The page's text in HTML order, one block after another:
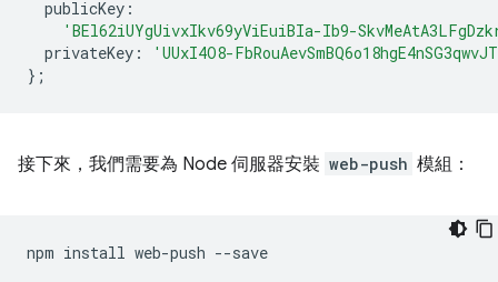
publicKey :
'BEl62iUYgUivxIkv69yViEuiBIa-Ib9-
privateKey :
'UUxI4O8-
};
接下來，我們需要為 Node 伺服器安裝 web-push 模組：
npm install web-push